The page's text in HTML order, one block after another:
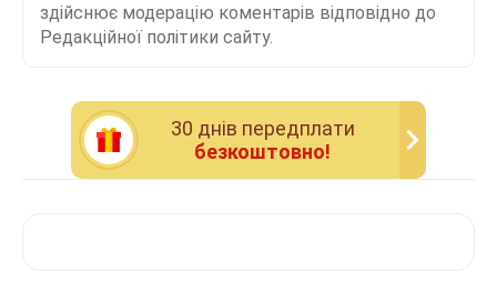
здійснює модерацію коментарів відповідно до
Редакційної політики сайту.
30 днiв передплати
безкоштовно!